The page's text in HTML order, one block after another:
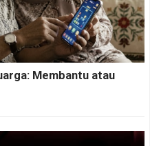
Membantu atau